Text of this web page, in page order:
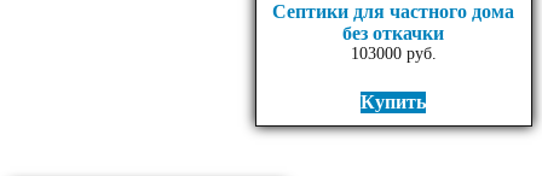
Септики для частного дома
без откачки
103000руб.
Купить